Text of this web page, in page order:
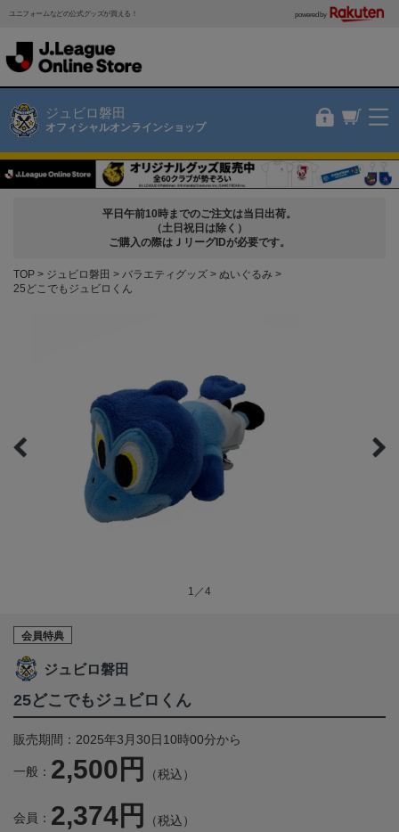
ユニフォームなどの公式グッズが買える！ powered by
ジュビロ磐田
オフィシャルオンラインショップ
平日午前10時までのご注文は当日出荷。
（土日祝日は除く）
ご購入の際はＪリーグIDが必要です。
TOP ジュビロ磐田 バラエティグッズ
ぬいぐるみ
25どこでもジュビロくん
1／4
会員特典
ジュビロ磐田
25どこでもジュビロくん
販売期間：2025年3月30日10時00分から
一般： 2,500円 （税込）
会員： 2,374円 （税込）